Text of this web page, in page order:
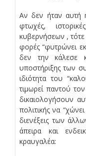
Αν δεν ήταν αυτή
φτωχές,
κυβερνήσεων , τότε
φορές “φυτρώνει
δεν την κάλεσε
υποστήριξης των
ιδιότητα του
τιμωρεί παντού
δικαιολογήσουν
πολιτικής να
διενέξεις των
άπειρα και
κραυγαλέα: